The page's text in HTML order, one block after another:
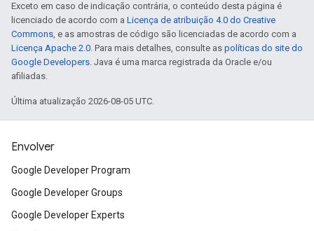
Exceto em caso de indicação contrária, o conteúdo desta página é
licenciado de acordo com a Licença de atribuição 4.0 do Creative
Commons, e as amostras de código são licenciadas de acordo com a
Licença Apache 2.0. Para mais detalhes, consulte as políticas do site do
Google Developers. Java é uma marca registrada da Oracle e/ou
afiliadas.
Última atualização 2026-08-05 UTC.
Envolver
Google Developer Program
Google Developer Groups
Google Developer Experts